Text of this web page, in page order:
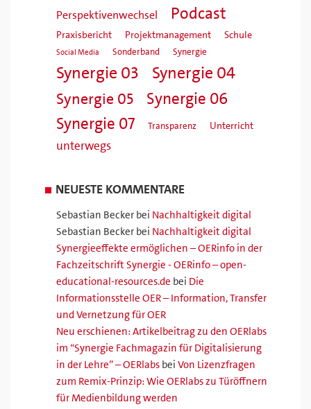
Perspektivenwechsel Podcast
Praxisbericht Projektmanagement Schule
Social Media Sonderband Synergie
Synergie 03 Synergie 04
Synergie 05
Synergie 06
Synergie 07
Transparenz Unterricht
unterwegs
NEUESTE KOMMENTARE
Sebastian Becker bei Nachhaltigkeit digital
Sebastian Becker bei Nachhaltigkeit digital
Synergieeffekte ermöglichen – OERinfo in der
Fachzeitschrift Synergie - OERinfo – open-
educational-resources.de bei Die
Informationsstelle OER – Information, Transfer
und Vernetzung für OER
Neu erschienen: Artikelbeitrag zu den OERlabs
im “Synergie Fachmagazin für Digitalisierung
in der Lehre” – OERlabs bei Von Lizenzfragen
zum Remix-Prinzip: Wie OERlabs zu Türöffnern
für Medienbildung werden